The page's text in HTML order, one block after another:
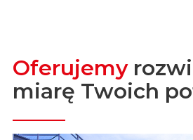
Oferujemy
miarę Twoich